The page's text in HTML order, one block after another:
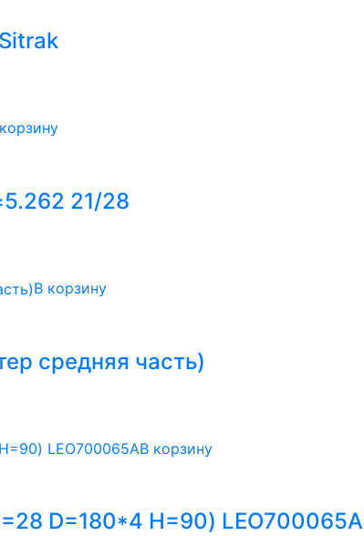
21/28
В корзину
средняя часть)
В корзину
D=180*4 H=90) LEO700065A